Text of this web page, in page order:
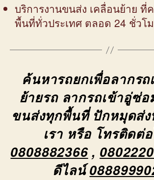
บริการงานขนส่ง เคลื่อนย้าย ที่
พื้นที่ทั่วประเทศ ตลอด 24 ชั่วโ
ค้นหารถยกเพื่อลากรถ
ย้ายรถ ลากรถเข้าอู่ซ่
ขนส่งทุกพื้นที่ ปักหมุดส่
เรา หรือ โทรติดต่
0808882366,
ดีไลน์